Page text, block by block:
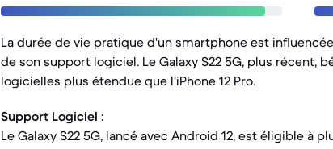
La durée de vie pratique d'un smartphone est
de son support logiciel. Le Galaxy S22 5G, plus récent,
logicielles plus étendue que l'iPhone 12 Pro.
Support Logiciel :
Le Galaxy S22 5G, lancé avec Android 12, est éligible à